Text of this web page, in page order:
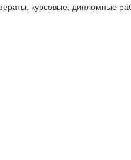
курсовые, дипломные